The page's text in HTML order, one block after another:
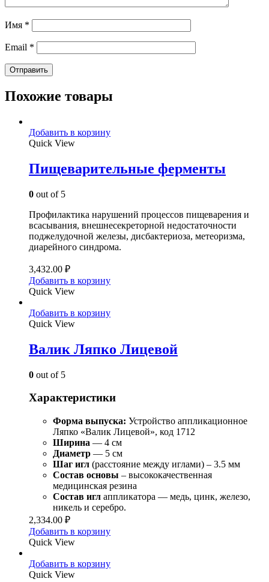
Имя *
Email *
Похожие товары
Добавить в корзину
Quick View
Пищеварительные ферменты
0 out of 5
Профилактика нарушений процессов пищеварения и
всасывания, внешнесекреторной недостаточности
поджелудочной железы, дисбактериоза, метеоризма,
диарейного синдрома.
3,432.00 ₽
Добавить в корзину
Quick View
Добавить в корзину
Quick View
Валик Ляпко Лицевой
0 out of 5
Характеристики
Форма выпуска: Устройство аппликационное
Ляпко «Валик Лицевой», код 1712
Ширина — 4 см
Диаметр — 5 см
Шаг игл (расстояние между иглами) – 3.5 мм
Состав основы – высококачественная
медицинская резина
Состав игл аппликатора — медь, цинк, железо,
никель и серебро.
2,334.00 ₽
Добавить в корзину
Quick View
Добавить в корзину
Quick View